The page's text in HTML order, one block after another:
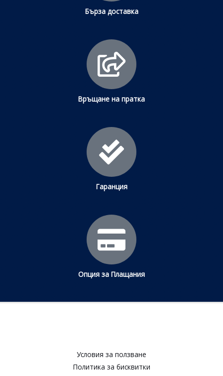
Бърза доставка
Връщане на пратка
Гаранция
Опция за Плащания
Условия за ползване​
Политика за бисквитки​